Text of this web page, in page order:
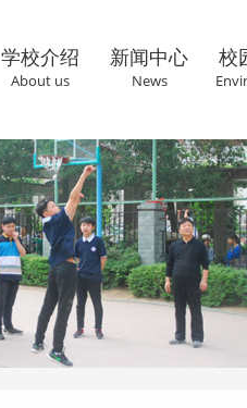
学校介绍
About us
新闻中心
News
校